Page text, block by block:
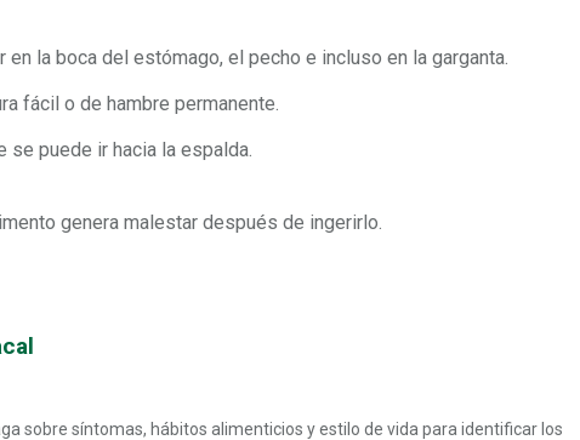
en la boca del estómago, el pecho e incluso en la garganta.
fácil o de hambre permanente.
se puede ir hacia la espalda.
genera malestar después de ingerirlo.
sobre síntomas, hábitos alimenticios y estilo de vida para identificar los